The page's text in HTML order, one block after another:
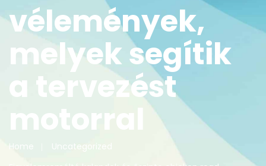
vélemények,
melyek segítik
a tervezést
motorral
Home
Uncategorized